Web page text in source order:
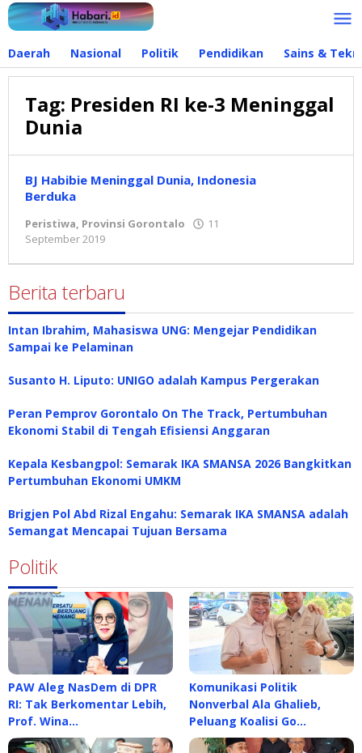
Lewati
ke
Daerah Nasional Politik Pendidikan Sains &
Tag: Presiden RI ke-3 Meninggal
Dunia
BJ Habibie Meninggal Dunia, Indonesia
Berduka
Peristiwa, Provinsi Gorontalo
11
September 2019
Berita terbaru
Intan Ibrahim, Mahasiswa UNG: Mengejar Pendidikan
Sampai ke Pelaminan
Susanto H. Liputo: UNIGO adalah Kampus Pergerakan
Peran Pemprov Gorontalo On The Track, Pertumbuhan
Ekonomi Stabil di Tengah Efisiensi Anggaran
Kepala Kesbangpol: Semarak IKA SMANSA 2026 Bangkitkan
Pertumbuhan Ekonomi UMKM
Brigjen Pol Abd Rizal Engahu: Semarak IKA SMANSA adalah
Semangat Mencapai Tujuan Bersama
Politik
PAW Aleg NasDem di DPR
RI: Tak Berkomentar Lebih,
Prof. Wina…
Komunikasi Politik
Nonverbal Ala Ghalieb,
Peluang Koalisi Go…